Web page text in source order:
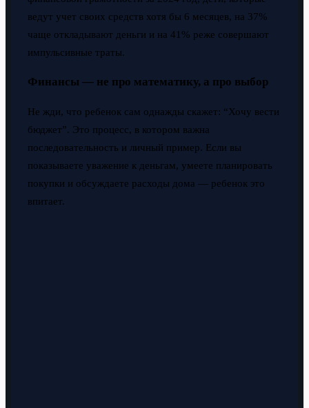
ведут учет своих средств хотя бы 6 месяцев, на 37%
чаще откладывают деньги и на 41% реже совершают
импульсивные траты.
Финансы — не про математику, а про выбор
Не жди, что ребенок сам однажды скажет: “Хочу вести
бюджет”. Это процесс, в котором важна
последовательность и личный пример. Если вы
показываете уважение к деньгам, умеете планировать
покупки и обсуждаете расходы дома — ребенок это
впитает.